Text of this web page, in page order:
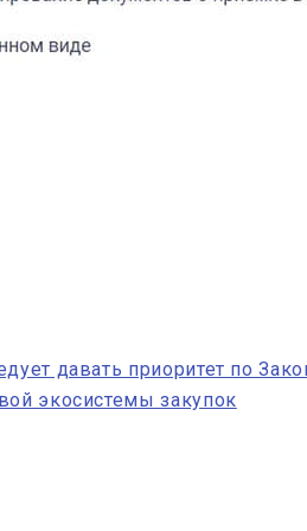
давать приоритет по
экосистемы закупок